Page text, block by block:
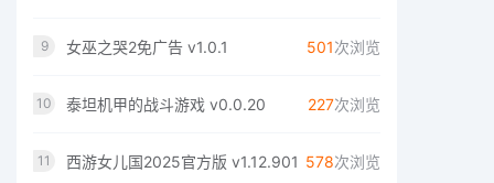
9 女巫之哭2免广告 v1.0.1 501次浏览
10 泰坦机甲的战斗游戏 v0.0.20 227次浏览
11 西游女儿国2025官方版 v1.12.901 578次浏览